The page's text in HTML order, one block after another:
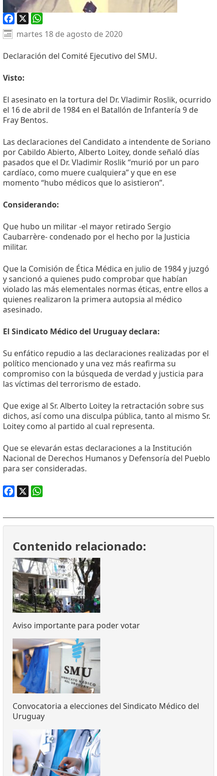
Facebook
X WhatsApp
martes 18 de agosto de 2020
Declaración del Comité Ejecutivo del SMU.
Visto:
El asesinato en la tortura del Dr. Vladimir Roslik, ocurrido
el 16 de abril de 1984 en el Batallón de Infantería 9 de
Fray Bentos.
Las declaraciones del Candidato a intendente de Soriano
por Cabildo Abierto, Alberto Loitey, donde señaló días
pasados que el Dr. Vladimir Roslik “murió por un paro
cardíaco, como muere cualquiera” y que en ese
momento “hubo médicos que lo asistieron”.
Considerando:
Que hubo un militar -el mayor retirado Sergio
Caubarrère- condenado por el hecho por la Justicia
militar.
Que la Comisión de Ética Médica en julio de 1984 y juzgó
y sancionó a quienes pudo comprobar que habían
violado las más elementales normas éticas, entre ellos a
quienes realizaron la primera autopsia al médico
asesinado.
El Sindicato Médico del Uruguay declara:
Su enfático repudio a las declaraciones realizadas por el
político mencionado y una vez más reafirma su
compromiso con la búsqueda de verdad y justicia para
las víctimas del terrorismo de estado.
Que exige al Sr. Alberto Loitey la retractación sobre sus
dichos, así como una disculpa pública, tanto al mismo Sr.
Loitey como al partido al cual representa.
Que se elevarán estas declaraciones a la Institución
Nacional de Derechos Humanos y Defensoría del Pueblo
para ser consideradas.
Contenido relacionado:
Aviso importante para poder votar
Convocatoria a elecciones del Sindicato Médico del
Uruguay